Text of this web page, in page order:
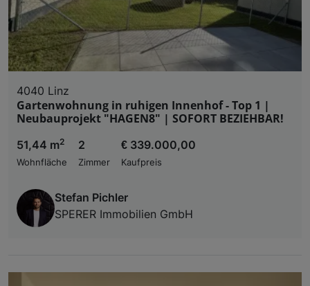
4040 Linz
Gartenwohnung in ruhigen Innenhof - Top 1 |
Neubauprojekt "HAGEN8" | SOFORT BEZIEHBAR!
51,44 m2
Wohnfläche
2
Zimmer
€ 339.000,00
Kaufpreis
Stefan Pichler
SPERER Immobilien GmbH